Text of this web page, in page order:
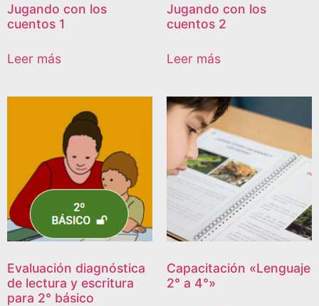
Jugando con los
cuentos 1
Leer más
Jugando con los
cuentos 2
Leer más
Evaluación diagnóstica
de lectura y escritura
para 2° básico
Capacitación «Lenguaje
2° a 4°»